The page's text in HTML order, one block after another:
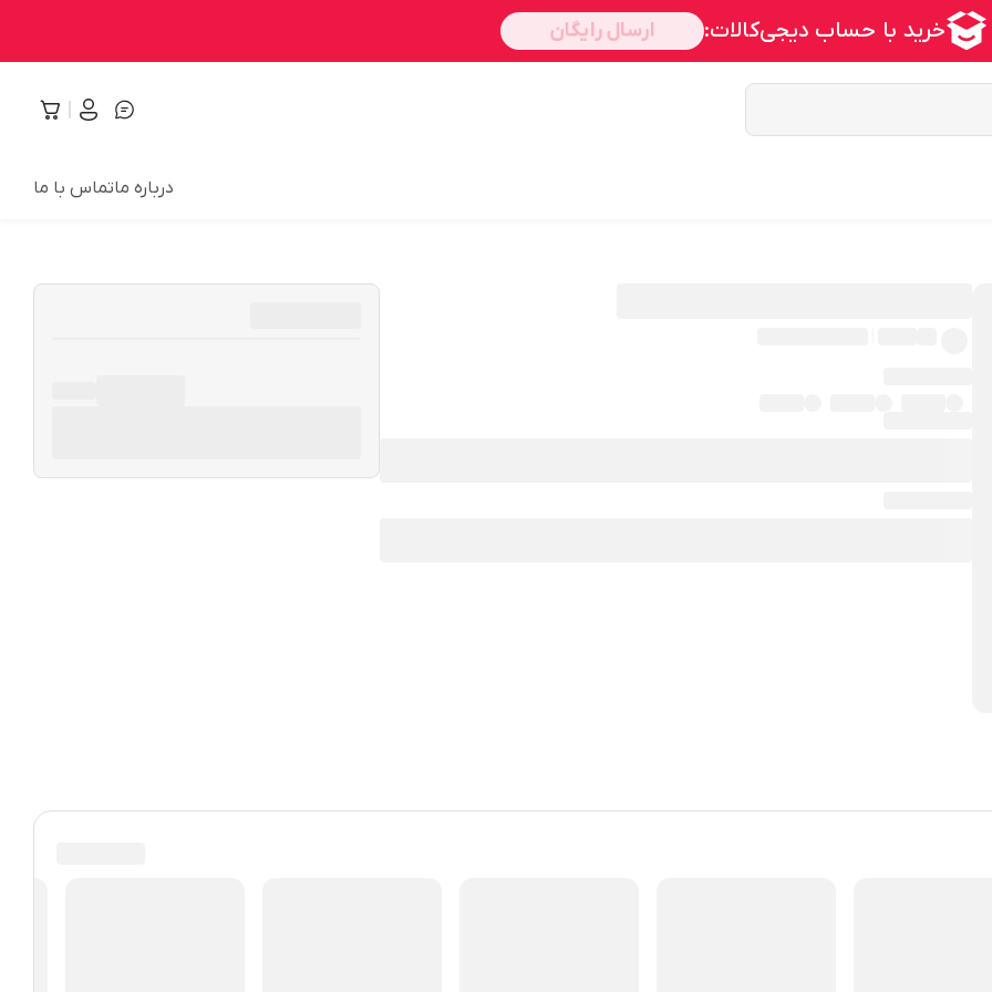
درباره ماتماس با ما